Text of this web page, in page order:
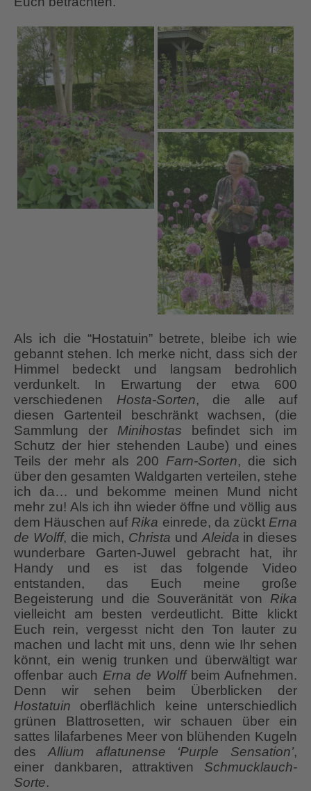
Als ich die “Hostatuin” betrete, bleibe ich wie
gebannt stehen. Ich merke nicht, dass sich der
Himmel bedeckt und langsam bedrohlich
verdunkelt. In Erwartung der etwa 600
verschiedenen Hosta-Sorten, die alle auf
diesen Gartenteil beschränkt wachsen, (die
Sammlung der Minihostas befindet sich im
Schutz der hier stehenden Laube) und eines
Teils der mehr als 200 Farn-Sorten, die sich
über den gesamten Waldgarten verteilen, stehe
ich da… und bekomme meinen Mund nicht
mehr zu! Als ich ihn wieder öffne und völlig aus
dem Häuschen aufRika einrede, da zücktErna
de Wolff, die mich, Christa undAleida in dieses
wunderbare Garten-Juwel gebracht hat, ihr
Handy und es ist das folgende Video
entstanden, das Euch meine große
Begeisterung und die Souveränität von Rika
vielleicht am besten verdeutlicht. Bitte klickt
Euch rein, vergesst nicht den Ton lauter zu
machen und lacht mit uns, denn wie Ihr sehen
könnt, ein wenig trunken und überwältigt war
offenbar auch Erna de Wolffbeim Aufnehmen.
Denn wir sehen beim Überblicken der
Hostatuin oberflächlich keine unterschiedlich
grünen Blattrosetten, wir schauen über ein
sattes lilafarbenes Meer von blühenden Kugeln
desAllium aflatunense ‘Purple Sensation’,
einer dankbaren, attraktiven Schmucklauch-
Sorte.